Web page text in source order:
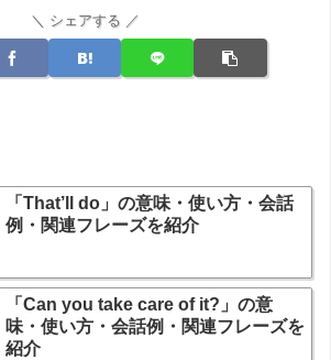
＼ シェアする ／
「That’ll do」の意味・使い方・会話
例・関連フレーズを紹介
「Can you take care of it?」の意
味・使い方・会話例・関連フレーズを
紹介